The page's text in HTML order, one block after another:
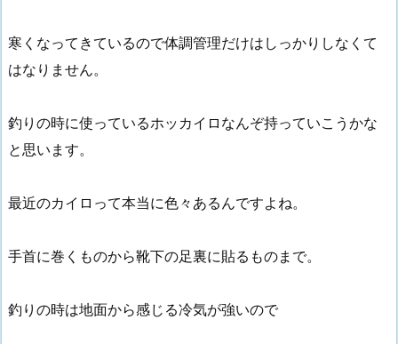
寒くなってきているので体調管理だけはしっかりしなくて
はなりません。
釣りの時に使っているホッカイロなんぞ持っていこうかな
と思います。
最近のカイロって本当に色々あるんですよね。
手首に巻くものから靴下の足裏に貼るものまで。
釣りの時は地面から感じる冷気が強いので